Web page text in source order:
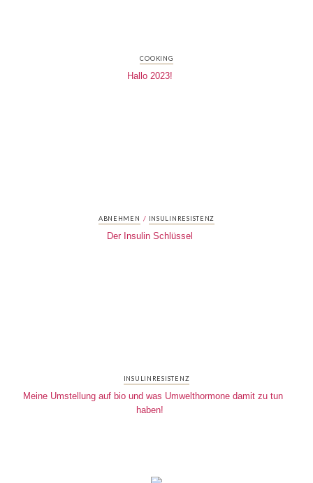
COOKING
Hallo 2023!
ABNEHMEN / INSULINRESISTENZ
Der Insulin Schlüssel
INSULINRESISTENZ
Meine Umstellung auf bio und was Umwelthormone damit zu tun
haben!